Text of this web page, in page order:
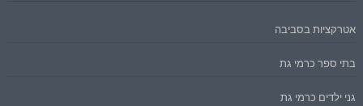
אטרקציות בסביבה
בתי ספר כרמי גת
גני ילדים כרמי גת